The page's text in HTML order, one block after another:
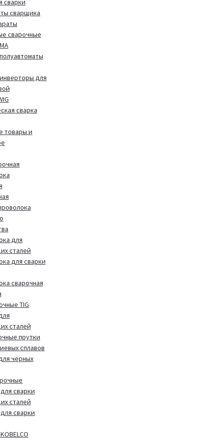
сварки
сварщика
сварочные
для
сварка
товары и
для
сталей
для сварки
сварочная
TIG
сталей
прутки
сплавов
черных
сварки
сталей
сварки